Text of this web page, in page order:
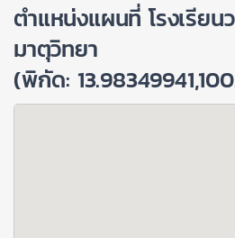
ตำแหน่งแผนที่ โรงเรียน
มาตุวิทยา
(พิกัด: